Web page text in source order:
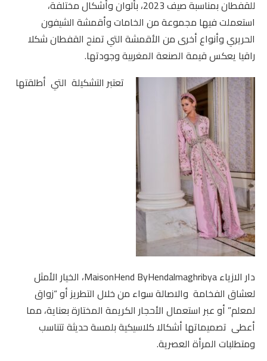
للقفطان بمناسبة صيف 2023، بألوان وأشكال مختلفة،
استعملت فيها مجموعة من الخامات وأقمشة الشيفون
الحريري وأنواع أخرى من الأقمشة التي تمنح القفطان شكلا
راقيا يعكس قيمة الصنعة المغربية وجودتها.
تعتبر التشكيلة التي أطلقتها
دار الازياء MaisonHend ByHendalmaghribya، الخيار الأمثل
لعشاق الفخامة والاصالة سواء من خلال التطريز أو “زواق
لمعلم” أو عبر استعمال الأحجار الكريمة المختارة بعناية، مما
أعطى تصميماتها أشكالا كلاسيكية بلمسة حديثة تتناسب
ومتطلبات المرأة العصرية.